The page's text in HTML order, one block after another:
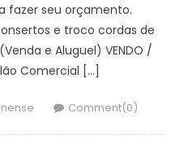
fazer seu orçamento.
consertos e troco cordas de
e Aluguel) VENDO /
Comercial […]
Comment(0)